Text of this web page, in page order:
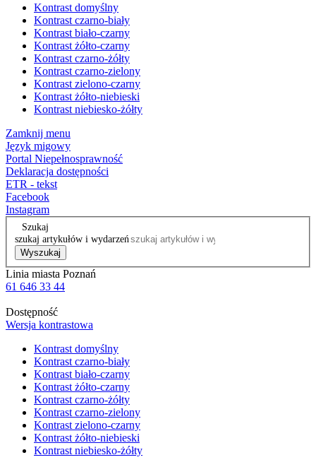
Kontrast domyślny
Kontrast czarno-biały
Kontrast biało-czarny
Kontrast żółto-czarny
Kontrast czarno-żółty
Kontrast czarno-zielony
Kontrast zielono-czarny
Kontrast żółto-niebieski
Kontrast niebiesko-żółty
Zamknij menu
Język migowy
Portal Niepełnosprawność
Deklaracja dostępności
ETR - tekst
Facebook
Instagram
Szukaj
szukaj artykułów i wydarzeń
Wyszukaj
Linia miasta Poznań
61 646 33 44
Dostępność
Wersja kontrastowa
Kontrast domyślny
Kontrast czarno-biały
Kontrast biało-czarny
Kontrast żółto-czarny
Kontrast czarno-żółty
Kontrast czarno-zielony
Kontrast zielono-czarny
Kontrast żółto-niebieski
Kontrast niebiesko-żółty